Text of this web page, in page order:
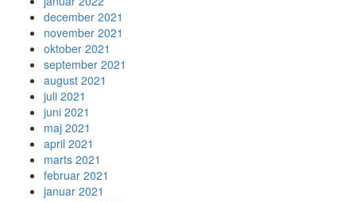
december 2021
november 2021
oktober 2021
september 2021
august 2021
juli 2021
juni 2021
maj 2021
april 2021
marts 2021
februar 2021
januar 2021